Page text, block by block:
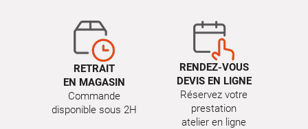
RETRAIT
EN MAGASIN
Commande
disponible sous 2H
RENDEZ-VOUS
DEVIS EN LIGNE
Réservez votre
prestation
atelier en ligne